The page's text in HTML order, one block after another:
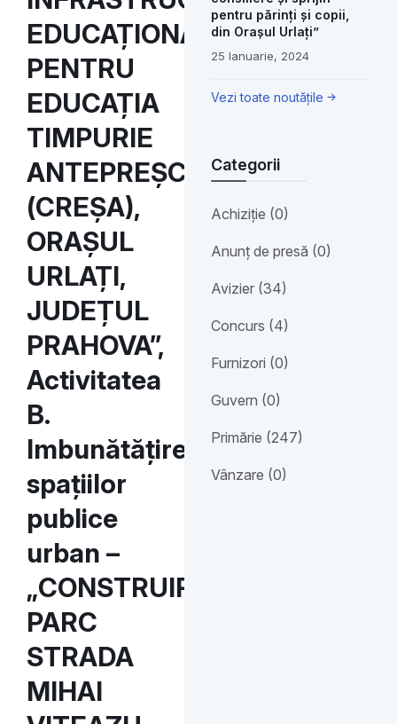
EDUCAȚIONALE
PENTRU
EDUCAȚIA
TIMPURIE
ANTEPREȘCOLARĂ
(CREȘA),
ORAȘUL
URLAȚI,
JUDEȚUL
PRAHOVA”,
Activitatea
B.
Imbunătățirea
spațiilor
publice
urban –
„CONSTRUIRE
PARC
STRADA
MIHAI
pentru părinți și copii,
din Orașul Urlați”
25 Ianuarie, 2024
Vezi toate noutățile
Categorii
Achiziție (0)
Anunț de presă (0)
Avizier (34)
Concurs (4)
Furnizori (0)
Guvern (0)
Primărie (247)
Vânzare (0)